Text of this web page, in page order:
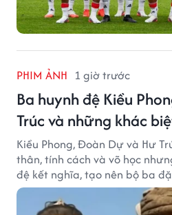
PHIM ẢNH 1 giờ trước
Ba huynh đệ Kiều
Trúc và những khác
Kiều Phong, Đoàn Dự và Hư
thân, tính cách và võ học
đệ kết nghĩa, tạo nên bộ ba
Bát Bộ.